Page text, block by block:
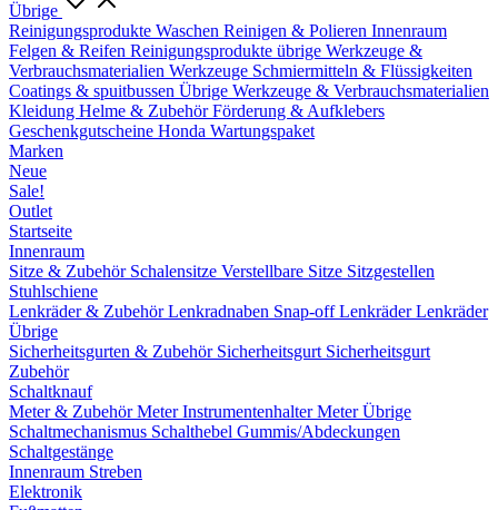
Übrige
Reinigungsprodukte Waschen Reinigen & Polieren Innenraum
Felgen & Reifen Reinigungsprodukte übrige Werkzeuge &
Verbrauchsmaterialien Werkzeuge Schmiermitteln & Flüssigkeiten
Coatings & spuitbussen Übrige Werkzeuge & Verbrauchsmaterialien
Kleidung Helme & ZubehörFörderung & Aufklebers
Geschenkgutscheine Honda Wartungspaket
Marken
Neue
Sale!
Outlet
Startseite
Innenraum
Sitze & Zubehör Schalensitze Verstellbare Sitze Sitzgestellen
Stuhlschiene
Lenkräder & ZubehörLenkradnaben Snap-offLenkräderLenkräder
Übrige
Sicherheitsgurten & Zubehör Sicherheitsgurt Sicherheitsgurt
Zubehör
Schaltknauf
Meter & ZubehörMeterInstrumentenhalterMeter Übrige
Schaltmechanismus Schalthebel Gummis/Abdeckungen
Schaltgestänge
Innenraum Streben
Elektronik